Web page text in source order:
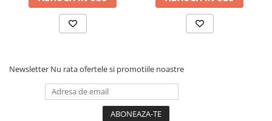
Newsletter Nu rata ofertele si promotiile noastre